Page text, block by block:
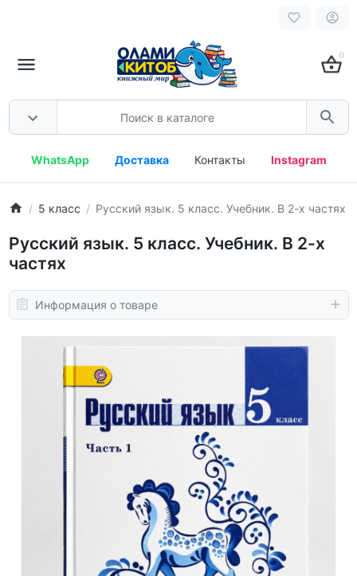
0
WhatsApp Доставка Контакты Instagram
5 класс Русский язык. 5 класс. Учебник. В 2-х частях
Русский язык. 5 класс. Учебник. В 2-х
частях
Информация о товаре